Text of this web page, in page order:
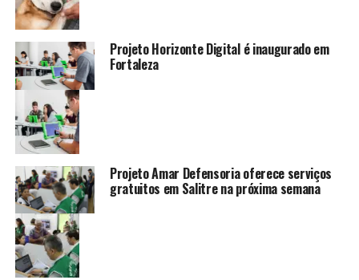
Projeto Horizonte Digital é inaugurado em
Fortaleza
Projeto Amar Defensoria oferece serviços
gratuitos em Salitre na próxima semana